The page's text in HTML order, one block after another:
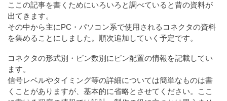
ここの記事を書くためにいろいろと調べていると昔の資料が
出てきます。
その中から主にPC・パソコン系で使用されるコネクタの資料
を集めることにしました。順次追加していく予定です。
コネクタの形式別・ピン数別にピン配置の情報を記載してい
ます。
信号レベルやタイミング等の詳細については簡単なものは書
くことがありますが、基本的に省略とさせてください。ここ